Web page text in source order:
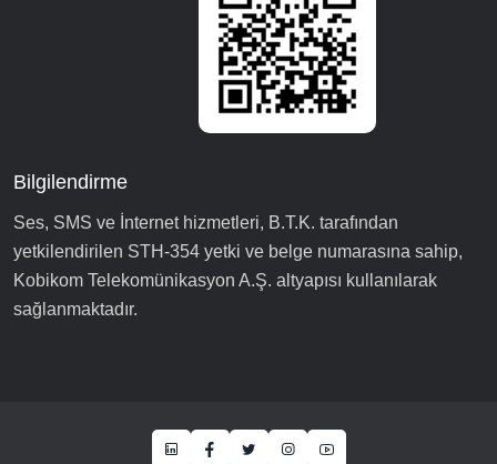
Bilgilendirme
Ses, SMS ve İnternet hizmetleri, B.T.K. tarafından
yetkilendirilen STH-354 yetki ve belge numarasına sahip,
Kobikom Telekomünikasyon A.Ş. altyapısı kullanılarak
sağlanmaktadır.